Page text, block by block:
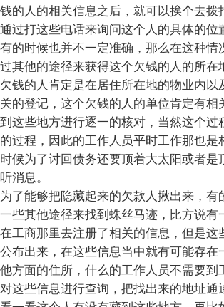
钱的人的相关信息之后，就可以挨个去拨
通过打这些电话来询问这个人的具体的位
有的时候也并不一定准确，那么在这种情
过其他的途径来获得这个欠钱的人的所在
欠钱的人肯定是在居住所在地的物业内以
关的登记，这个欠钱的人的单位肯定有相
到这些地方进行逐一的核对，当然这个过
的过程，因此的工作人员平时工作那也是
时候为了讨回债务还要顶着大太阳或者是
听消息。
为了能够把隐藏起来的欠款人揪出来，有
一些其他途径来找到蛛丝马迹，比方说有
在工商那里去注册了相关的信息，但是这
公布出来，在这些信息当中就有可能存在
他方面的住所，什么的工作人员不需要到
对这些信息进行查询，把找出来的地址通